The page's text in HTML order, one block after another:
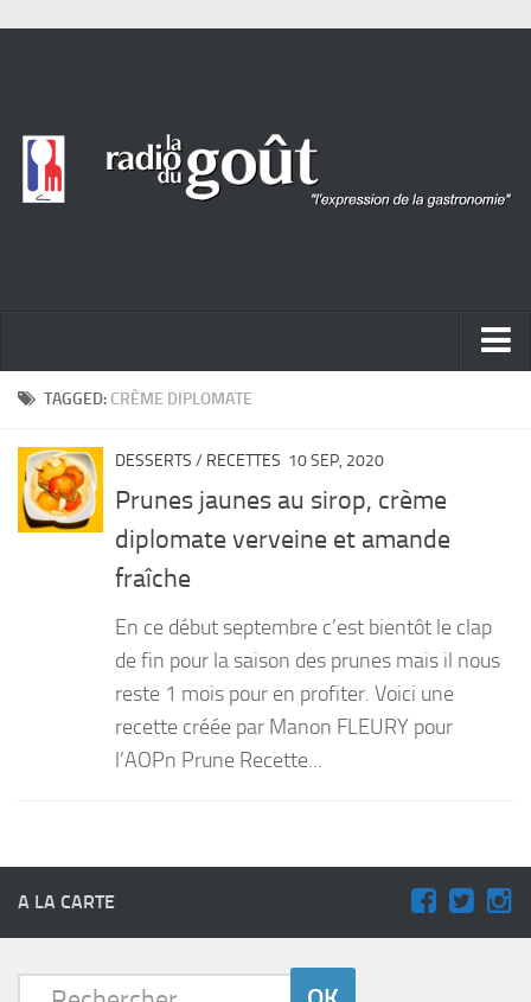
ACTUALITÉ
PORTRAITS
LIVRES
Desserts
TAGGED: CRÈME DIPLOMATE
DESSERTS / RECETTES 10 SEP, 2020
Prunes jaunes au sirop, crème
diplomate verveine et amande
fraîche
En ce début septembre c’est bientôt le clap
de fin pour la saison des prunes mais il nous
reste 1 mois pour en profiter. Voici une
recette créée par Manon FLEURY pour
l’AOPn Prune Recette...
A LA CARTE